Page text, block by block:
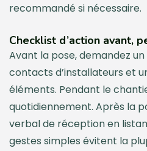
recommandé si nécessaire.
Checklist d’action avant,
Avant la pose, demandez
contacts d’installateurs et
éléments. Pendant le
quotidiennement. Après la
verbal de réception en
gestes simples évitent la